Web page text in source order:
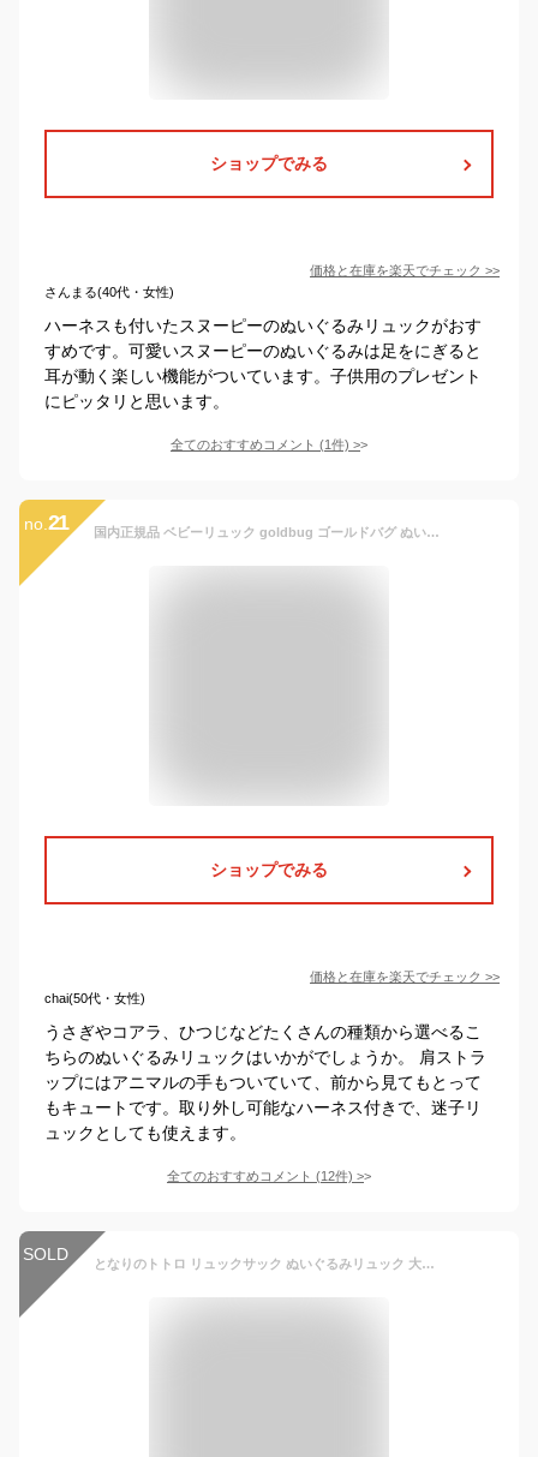
ショップでみる
価格と在庫を楽天でチェック >>
さんまる(40代・女性)
ハーネスも付いたスヌーピーのぬいぐるみリュックがおす
すめです。可愛いスヌーピーのぬいぐるみは足をにぎると
耳が動く楽しい機能がついています。子供用のプレゼント
にピッタリと思います。
全てのおすすめコメント (1件) >
no. 21 国内正規品 ベビーリュック goldbug ゴールドバグ ぬいぐるみ ハーネス リュック リュックサック 迷子 ひも 紐 子供用 子供 男の子 女の子 一升餅 迷子紐 RSL 洗濯可 迷子ハーネス 迷子リュック キッズ ベビー プレゼント ギフト 誕生日 出産祝い かわいい どうぶつ
ショップでみる
価格と在庫を楽天でチェック >>
chai(50代・女性)
うさぎやコアラ、ひつじなどたくさんの種類から選べるこ
ちらのぬいぐるみリュックはいかがでしょうか。 肩ストラ
ップにはアニマルの手もついていて、前から見てもとって
もキュートです。取り外し可能なハーネス付きで、迷子リ
ュックとしても使えます。
全てのおすすめコメント (12件) >
SOLD となりのトトロ リュックサック ぬいぐるみリュック 大トトロ 笑い Lサイズ pz-sar10【P】